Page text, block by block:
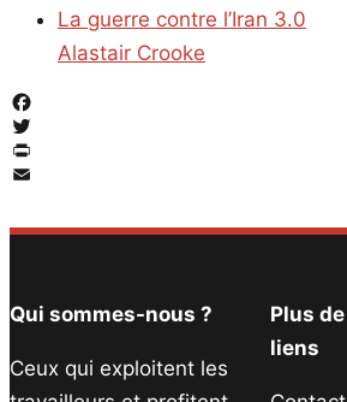
La guerre contre l’Iran 3.0
Alastair Crooke
Facebook
Twitter
PrintFriendly
Qui sommes-nous ?
Ceux qui exploitent les
Plus de
liens